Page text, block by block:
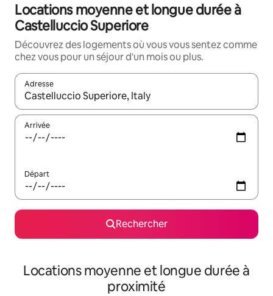
Locations moyenne et longue durée à
Castelluccio Superiore
Découvrez des logements où vous vous sentez comme
chez vous pour un séjour d'un mois ou plus.
Adresse
Lorsque les résultats s'affichent, utilisez les flèches vers le
Arrivée
Départ
Rechercher
Locations moyenne et longue durée à
proximité